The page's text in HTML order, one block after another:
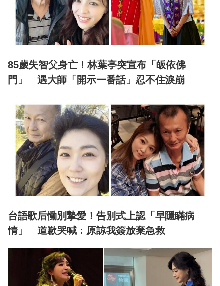
85歲失智父身亡！林葉亭突宣布「皈依佛
門」 遇大師「開示一番話」忍不住淚崩
台語歌后慟別摯愛！告別式上認「早隱瞞病
情」 道歉哭喊：原諒我簽放棄急救